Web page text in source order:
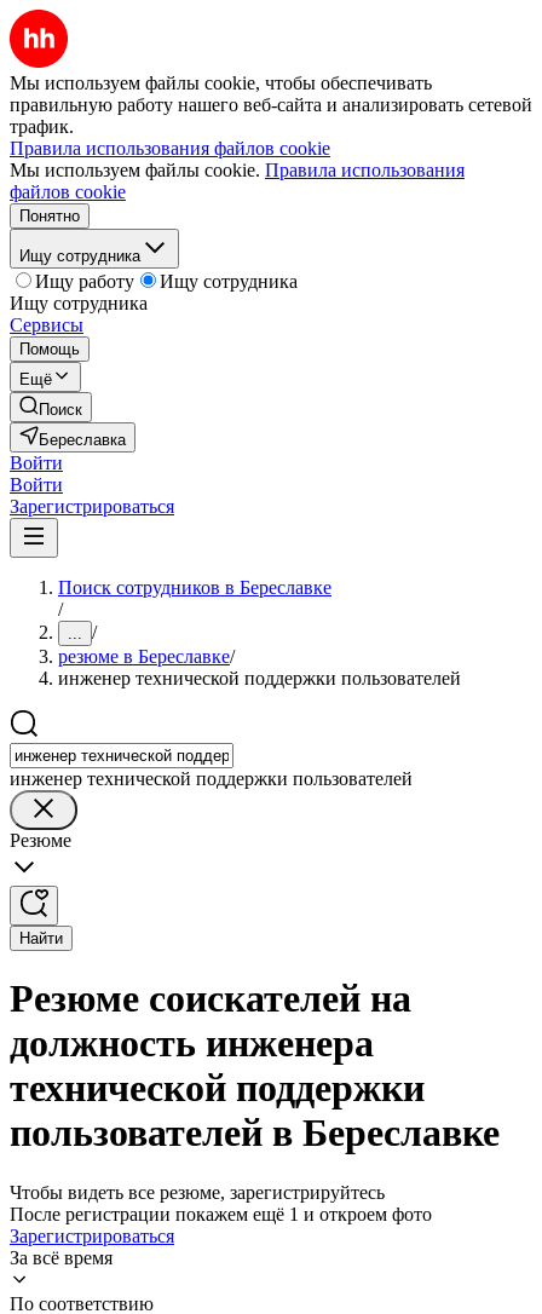
Мы используем файлы cookie, чтобы обеспечивать
правильную работу нашего веб-сайта и анализировать сетевой
трафик.
Правила использования файлов cookie
Мы используем файлы cookie. Правила использования
файлов cookie
Понятно
Ищу сотрудника
Ищу работу
Ищу сотрудника
Ищу сотрудника
Сервисы
Помощь
Ещё
Поиск
Береславка
Войти
Войти
Зарегистрироваться
Поиск сотрудников в Береславке
/
... /
резюме в Береславке/
инженер технической поддержки пользователей
инженер технической поддержки пользователей
Резюме
Найти
Резюме соискателей на
должность инженера
технической поддержки
пользователей в Береславке
Чтобы видеть все резюме, зарегистрируйтесь
После регистрации покажем ещё 1 и откроем фото
Зарегистрироваться
За всё время
По соответствию